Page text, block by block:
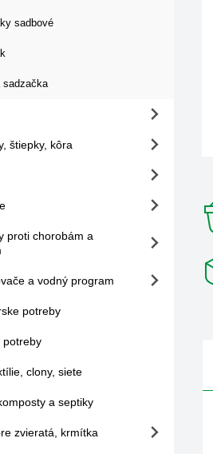
sadbové
sadzačka
štiepky, kôra
proti chorobám a
a vodný program
potreby
potreby
clony, siete
a septiky
zvieratá, krmítka